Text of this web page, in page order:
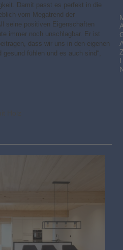
Damit passt es perfekt in die
vom Megatrend der
seine positiven Eigenschaften
immer noch unschlagbar. Er ist
dass wir uns in den eigenen
fühlen und es auch sind“,
I